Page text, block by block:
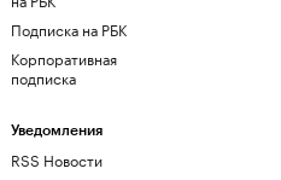
Подписка на РБК
Корпоративная
подписка
Уведомления
RSS Новости